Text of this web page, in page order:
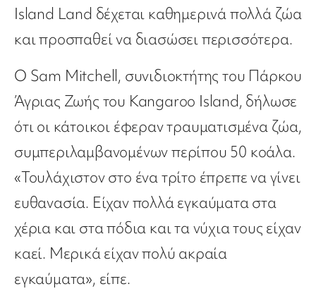
Island Land δέχεται καθημερινά πολλά ζώα
και προσπαθεί να διασώσει περισσότερα.
Ο Sam Mitchell, συνιδιοκτήτης του Πάρκου
Άγριας Ζωής του Kangaroo Island, δήλωσε
ότι οι κάτοικοι έφεραν τραυματισμένα ζώα,
συμπεριλαμβανομένων περίπου 50 κοάλα.
«Τουλάχιστον στο ένα τρίτο έπρεπε να γίνει
ευθανασία. Είχαν πολλά εγκαύματα στα
χέρια και στα πόδια και τα νύχια τους είχαν
καεί. Μερικά είχαν πολύ ακραία
εγκαύματα», είπε.